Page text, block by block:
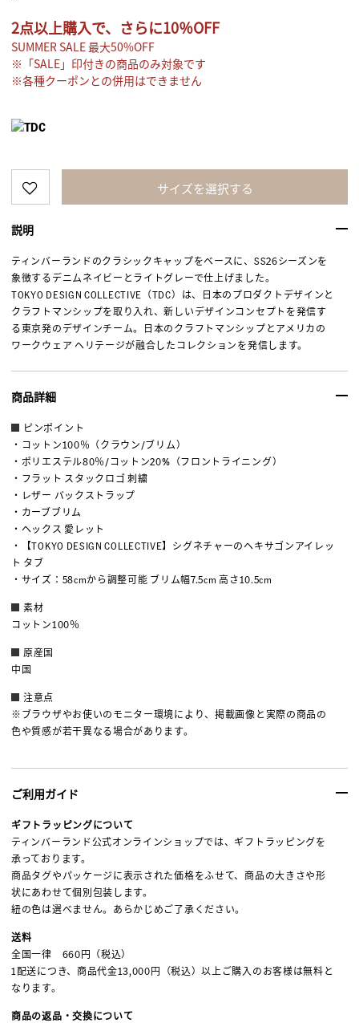
2点以上購入で、さらに10％OFF
SUMMER SALE 最大50%OFF
※「SALE」印付きの商品のみ対象です
※各種クーポンとの併用はできません
サイズを選択する
説明
ティンバーランドのクラシックキャップをベースに、SS26シーズンを
象徴するデニムネイビーとライトグレーで仕上げました。
TOKYO DESIGN COLLECTIVE（TDC）は、日本のプロダクトデザインと
クラフトマンシップを取り入れ、新しいデザインコンセプトを発信す
る東京発のデザインチーム。日本のクラフトマンシップとアメリカの
ワークウェア ヘリテージが融合したコレクションを発信します。
商品詳細
ピンポイント
・コットン100％（クラウン/ブリム）
・ポリエステル80％/コットン20%（フロントライニング）
・フラット スタックロゴ 刺繍
・レザー バックストラップ
・カーブブリム
・ヘックス 愛レット
・【TOKYO DESIGN COLLECTIVE】シグネチャーのヘキサゴンアイレッ
ト タブ
・サイズ：58cmから調整可能 ブリム幅7.5cm 高さ10.5cm
素材
コットン100％
原産国
中国
注意点
※ブラウザやお使いのモニター環境により、掲載画像と実際の商品の
色や質感が若干異なる場合があります。
ご利用ガイド
ギフトラッピングについて
ティンバーランド公式オンラインショップでは、ギフトラッピングを
承っております。
商品タグやパッケージに表示された価格をふせて、商品の大きさや形
状にあわせて個別包装します。
紐の色は選べません。あらかじめご了承ください。
送料
全国一律 660円（税込）
1配送につき、商品代金13,000円（税込）以上ご購入のお客様は無料と
なります。
商品の返品・交換について